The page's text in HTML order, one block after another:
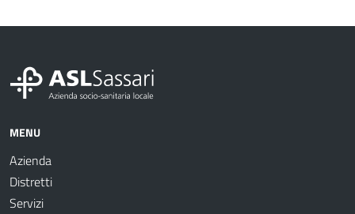
MENU
Azienda
Distretti
Servizi